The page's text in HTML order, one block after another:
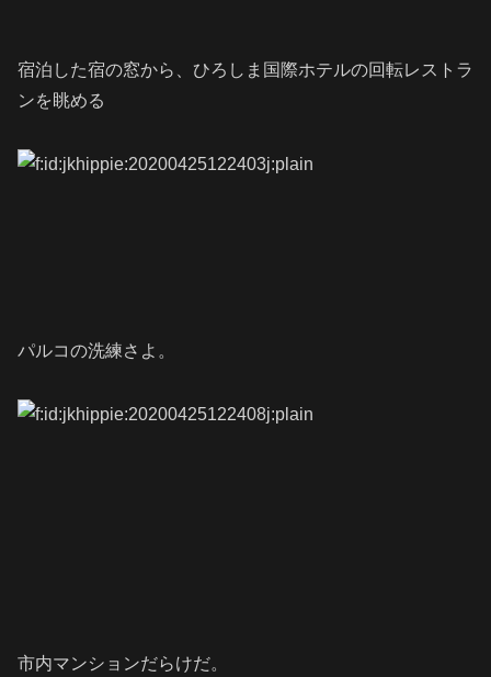
宿泊した宿の窓から、ひろしま国際ホテルの回転レストラ
ンを眺める
パルコの洗練さよ。
市内マンションだらけだ。